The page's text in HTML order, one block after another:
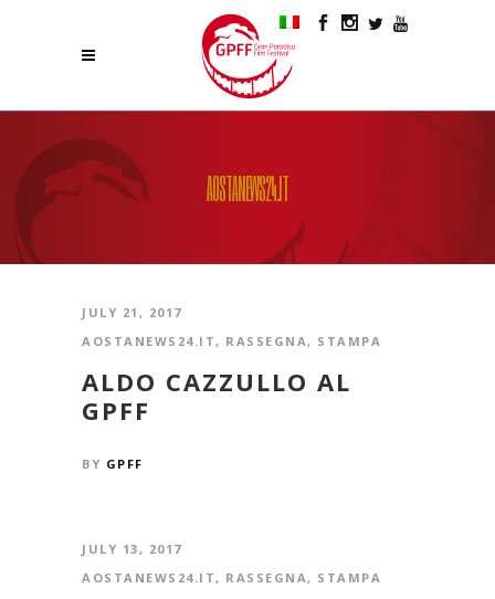
AOSTANEWS24.IT
JULY 21, 2017
AOSTANEWS24.IT , RASSEGNA , STAMPA
ALDO CAZZULLO AL
GPFF
BY GPFF
JULY 13, 2017
AOSTANEWS24.IT , RASSEGNA , STAMPA